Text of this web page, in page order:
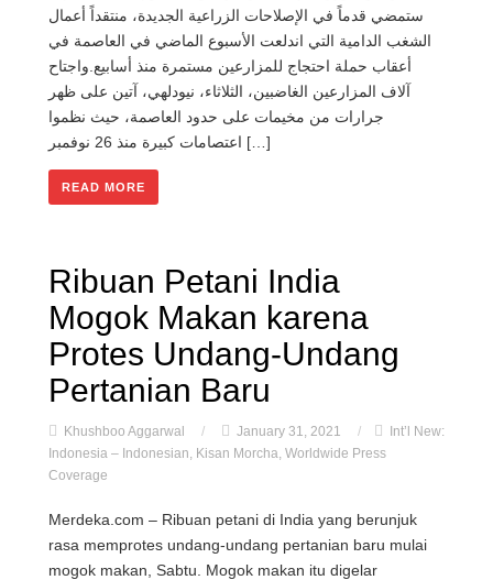
ستمضي قدماً في الإصلاحات الزراعية الجديدة، منتقداً أعمال
الشغب الدامية التي اندلعت الأسبوع الماضي في العاصمة في
أعقاب حملة احتجاج للمزارعين مستمرة منذ أسابيع.واجتاح
آلاف المزارعين الغاضبين، الثلاثاء، نيودلهي، آتين على ظهر
جرارات من مخيمات على حدود العاصمة، حيث نظموا
اعتصامات كبيرة منذ 26 نوفمبر […]
READ MORE
Ribuan Petani India
Mogok Makan karena
Protes Undang-Undang
Pertanian Baru
Khushboo Aggarwal / January 31, 2021 /
Int’l New:
Indonesia – Indonesian, Kisan Morcha, Worldwide Press
Coverage
Merdeka.com – Ribuan petani di India yang berunjuk
rasa memprotes undang-undang pertanian baru mulai
mogok makan, Sabtu. Mogok makan itu digelar